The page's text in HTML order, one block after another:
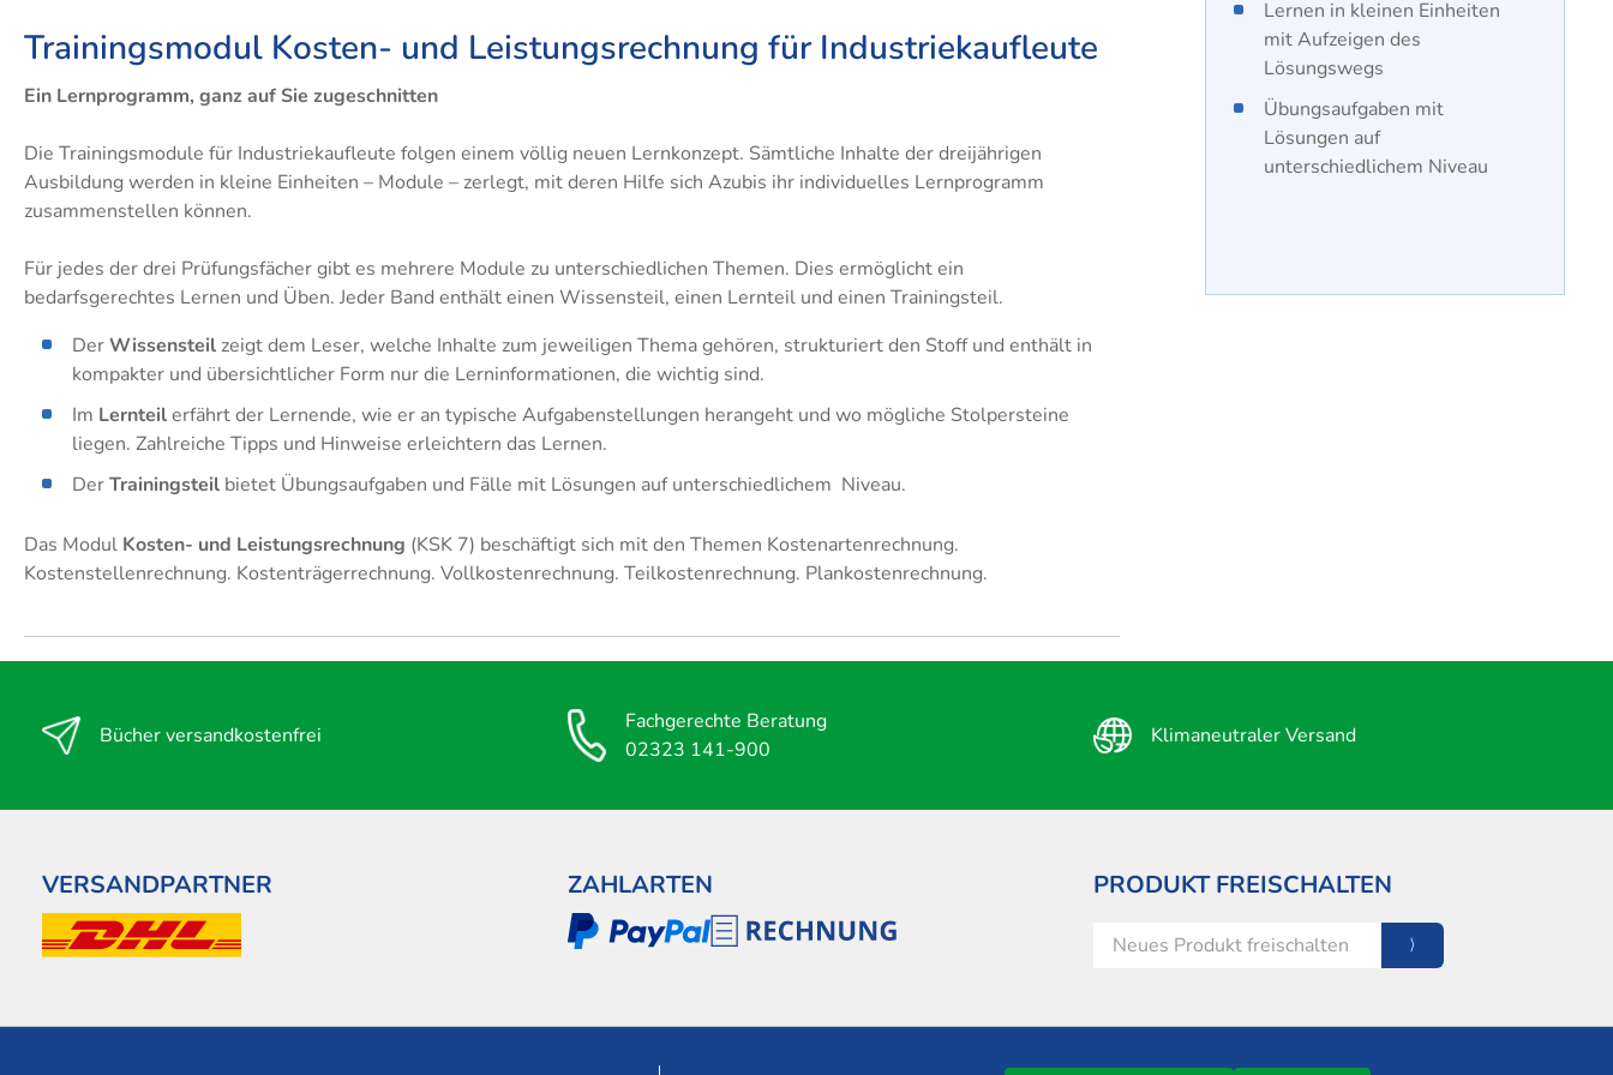
Lernen in kleinen Einheiten
mit Aufzeigen des
Lösungswegs
Übungsaufgaben mit
Lösungen auf
unterschiedlichem Niveau
Trainingsmodul Kosten- und Leistungsrechnung für Industriekaufleute
Ein Lernprogramm, ganz auf Sie zugeschnitten
Die Trainingsmodule für Industriekaufleute folgen einem völlig neuen Lernkonzept. Sämtliche Inhalte der dreijährigen
Ausbildung werden in kleine Einheiten – Module – zerlegt, mit deren Hilfe sich Azubis ihr individuelles Lernprogramm
zusammenstellen können.
Für jedes der drei Prüfungsfächer gibt es mehrere Module zu unterschiedlichen Themen. Dies ermöglicht ein
bedarfsgerechtes Lernen und Üben. Jeder Band enthält einen Wissensteil, einen Lernteil und einen Trainingsteil.
DerWissensteil zeigt dem Leser, welche Inhalte zum jeweiligen Thema gehören, strukturiert den Stoff und enthält in
kompakter und übersichtlicher Form nur die Lerninformationen, die wichtig sind.
Im Lernteilerfährt der Lernende, wie er an typische Aufgabenstellungen herangeht und wo mögliche Stolpersteine
liegen. Zahlreiche Tipps und Hinweise erleichtern das Lernen.
DerTrainingsteil bietet Übungsaufgaben und Fälle mit Lösungen auf unterschiedlichem Niveau.
Das Modul Kosten- und Leistungsrechnung (KSK 7) beschäftigt sich mit den Themen Kostenartenrechnung.
Kostenstellenrechnung. Kostenträgerrechnung. Vollkostenrechnung. Teilkostenrechnung. Plankostenrechnung.
Bücher versandkostenfrei
Fachgerechte Beratung
02323 141-900
Klimaneutraler Versand
VERSANDPARTNER ZAHLARTEN PRODUKT FREISCHALTEN